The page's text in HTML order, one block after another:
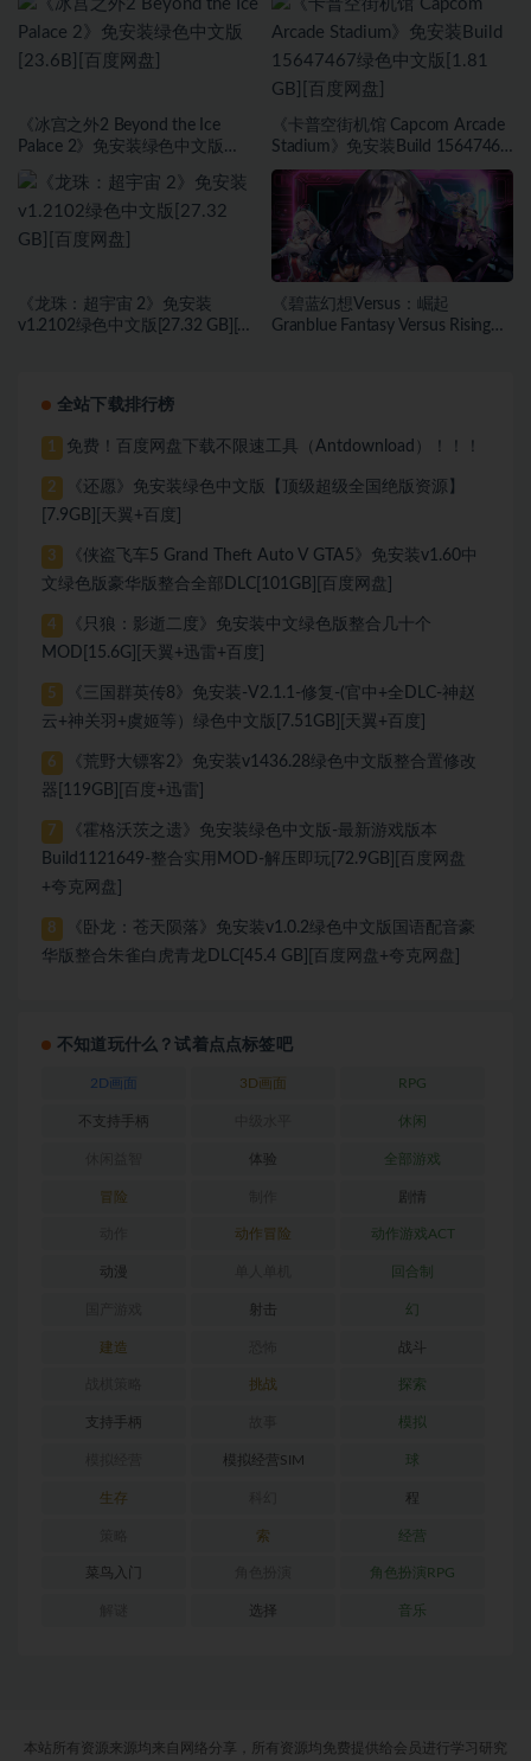
GB][百度网盘]
《冰宫之外2 Beyond the Ice
Palace 2》免安装绿色中文版
《卡普空街机馆 Capcom Arcade
Stadium》免安装Build 15647467
绿色中文版[1.81 GB][百度网盘]
《龙珠：超宇宙 2》免安装
v1.2102绿色中文版[27.32 GB][百
《碧蓝幻想Versus：崛起
Granblue Fantasy Versus Rising》
全站下载排行榜
1 免费！百度网盘下载不限速工具（Antdownload）！！！
2
《还愿》免安装绿色中文版【顶级超级全国绝版资源】
[7.9GB][天翼+百度]
3
《侠盗飞车5 Grand Theft Auto V GTA5》免安装v1.60中
文绿色版豪华版整合全部DLC[101GB][百度网盘]
4
《只狼：影逝二度》免安装中文绿色版整合几十个
MOD[15.6G][天翼+迅雷+百度]
5
《三国群英传8》免安装-V2.1.1-修复-(官中+全DLC-神赵
云+神关羽+虞姬等）绿色中文版[7.51GB][天翼+百度]
6
《荒野大镖客2》免安装v1436.28绿色中文版整合置修改
器[119GB][百度+迅雷]
7
《霍格沃茨之遗》免安装绿色中文版-最新游戏版本
Build1121649-整合实用MOD-解压即玩[72.9GB][百度网盘
+夸克网盘]
8
《卧龙：苍天陨落》免安装v1.0.2绿色中文版国语配音豪
华版整合朱雀白虎青龙DLC[45.4 GB][百度网盘+夸克网盘]
不知道玩什么？试着点点标签吧
2D画面 3D画面 RPG
不支持手柄 休闲
体验 全部游戏
冒险 剧情
动作冒险 动作游戏ACT
动漫 回合制
射击 幻
建造 战斗
挑战 探索
支持手柄 模拟
模拟经营SIM 球
生存 程
索 经营
菜鸟入门 角色扮演RPG
选择 音乐
本站所有资源来源均来自网络分享，所有资源均免费提供给会员进行学习研究